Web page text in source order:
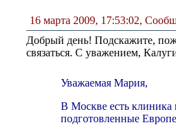
16 марта 2009, 17:53:02,
Добрый день! Подскажите,
связаться. С уважением,
Уважаемая Мария,
В Москве есть
подготовленные